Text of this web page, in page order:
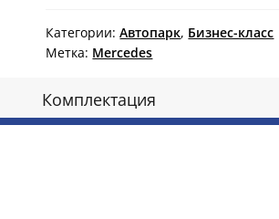
Категории:Автопарк, Бизнес-класс
Метка: Mercedes
Комплектация